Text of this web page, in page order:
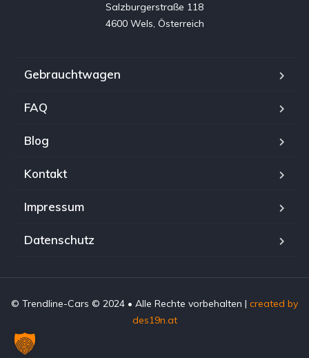
Salzburgerstraße 118
4600 Wels, Österreich
Gebrauchtwagen
FAQ
Blog
Kontakt
Impressum
Datenschutz
© Trendline-Cars © 2024 • Alle Rechte vorbehalten | created by
des19n.at